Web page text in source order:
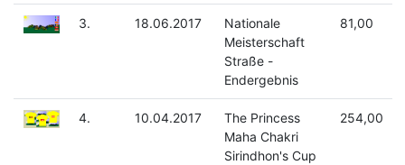
3. 18.06.2017
Nationale
Meisterschaft
Straße -
Endergebnis
81,00
4. 10.04.2017
The Princess
Maha Chakri
Sirindhon's Cup
254,00